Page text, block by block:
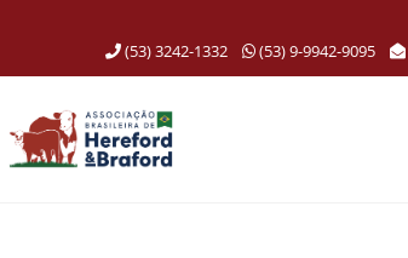
(53) 3242-1332 (53) 9-9942-9095